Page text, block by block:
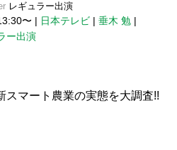
レギュラー出演
〜 | 日本テレビ | 垂木 勉 |
ー出演
スマート農業の実態を大調査!!